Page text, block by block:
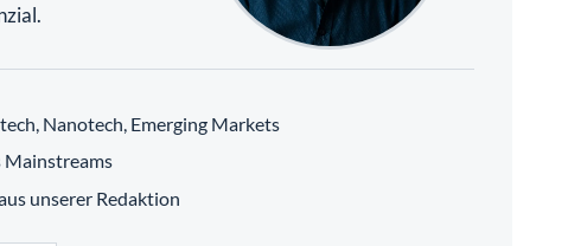
Nanotech, Emerging Markets
Mainstreams
unserer Redaktion